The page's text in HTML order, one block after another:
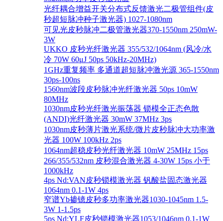
光纤耦合增益开关分布式反馈激光二极管组件(皮
秒超短脉冲种子激光器) 1027-1080nm
可见光皮秒脉冲二极管激光器370-1550nm 250mW-
3W
UKKO 皮秒光纤激光器 355/532/1064nm (风冷/水
冷 70W 60μJ 50ps 50kHz-20MHz)
1GHz重复频率 多通道超短脉冲激光源 365-1550nm
30ps-100ns
1560nm波段皮秒脉冲光纤激光器 50ps 10mW
80MHz
1030nm皮秒光纤激光振荡器 锁模全正态色散
(ANDI)光纤激光器 30mW 37MHz 3ps
1030nm皮秒薄片激光系统/微片皮秒脉冲大功率激
光器 100W 100kHz 2ps
1064nm超稳皮秒光纤激光器 10mW 25MHz 15ps
266/355/532nm 皮秒混合激光器 4-30W 15ps 小于
1000kHz
4ps Nd:VAN皮秒锁模激光器 钒酸盐固态激光器
1064nm 0.1-1W 4ps
窄谱Yb掺镱皮秒多功率激光器1030-1045nm 1.5-
3W 1-1.5ps
5ps Nd:YLF皮秒锁模激光器1053/1046nm 0.1-1W